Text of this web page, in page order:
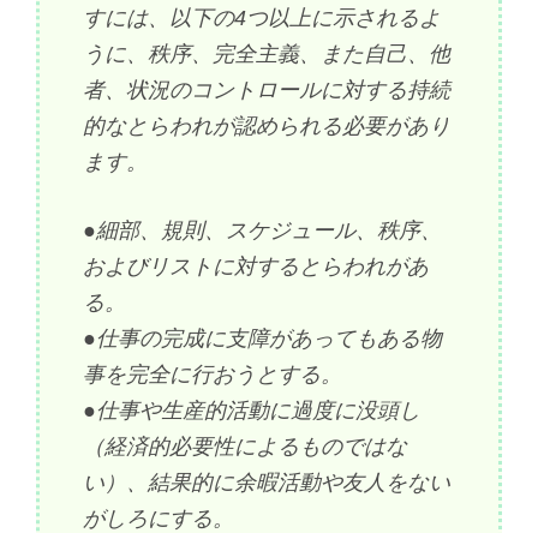
すには、以下の4つ以上に示されるよ
うに、秩序、完全主義、また自己、他
者、状況のコントロールに対する持続
的なとらわれが認められる必要があり
ます。
●細部、規則、スケジュール、秩序、
およびリストに対するとらわれがあ
る。
●仕事の完成に支障があってもある物
事を完全に行おうとする。
●仕事や生産的活動に過度に没頭し
（経済的必要性によるものではな
い）、結果的に余暇活動や友人をない
がしろにする。